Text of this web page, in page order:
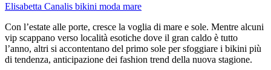
Elisabetta Canalis bikini moda mare
Con l’estate alle porte, cresce la voglia di mare e sole. Mentre alcuni
vip scappano verso località esotiche dove il gran caldo è tutto
l’anno, altri si accontentano del primo sole per sfoggiare i bikini più
di tendenza, anticipazione dei fashion trend della nuova stagione.